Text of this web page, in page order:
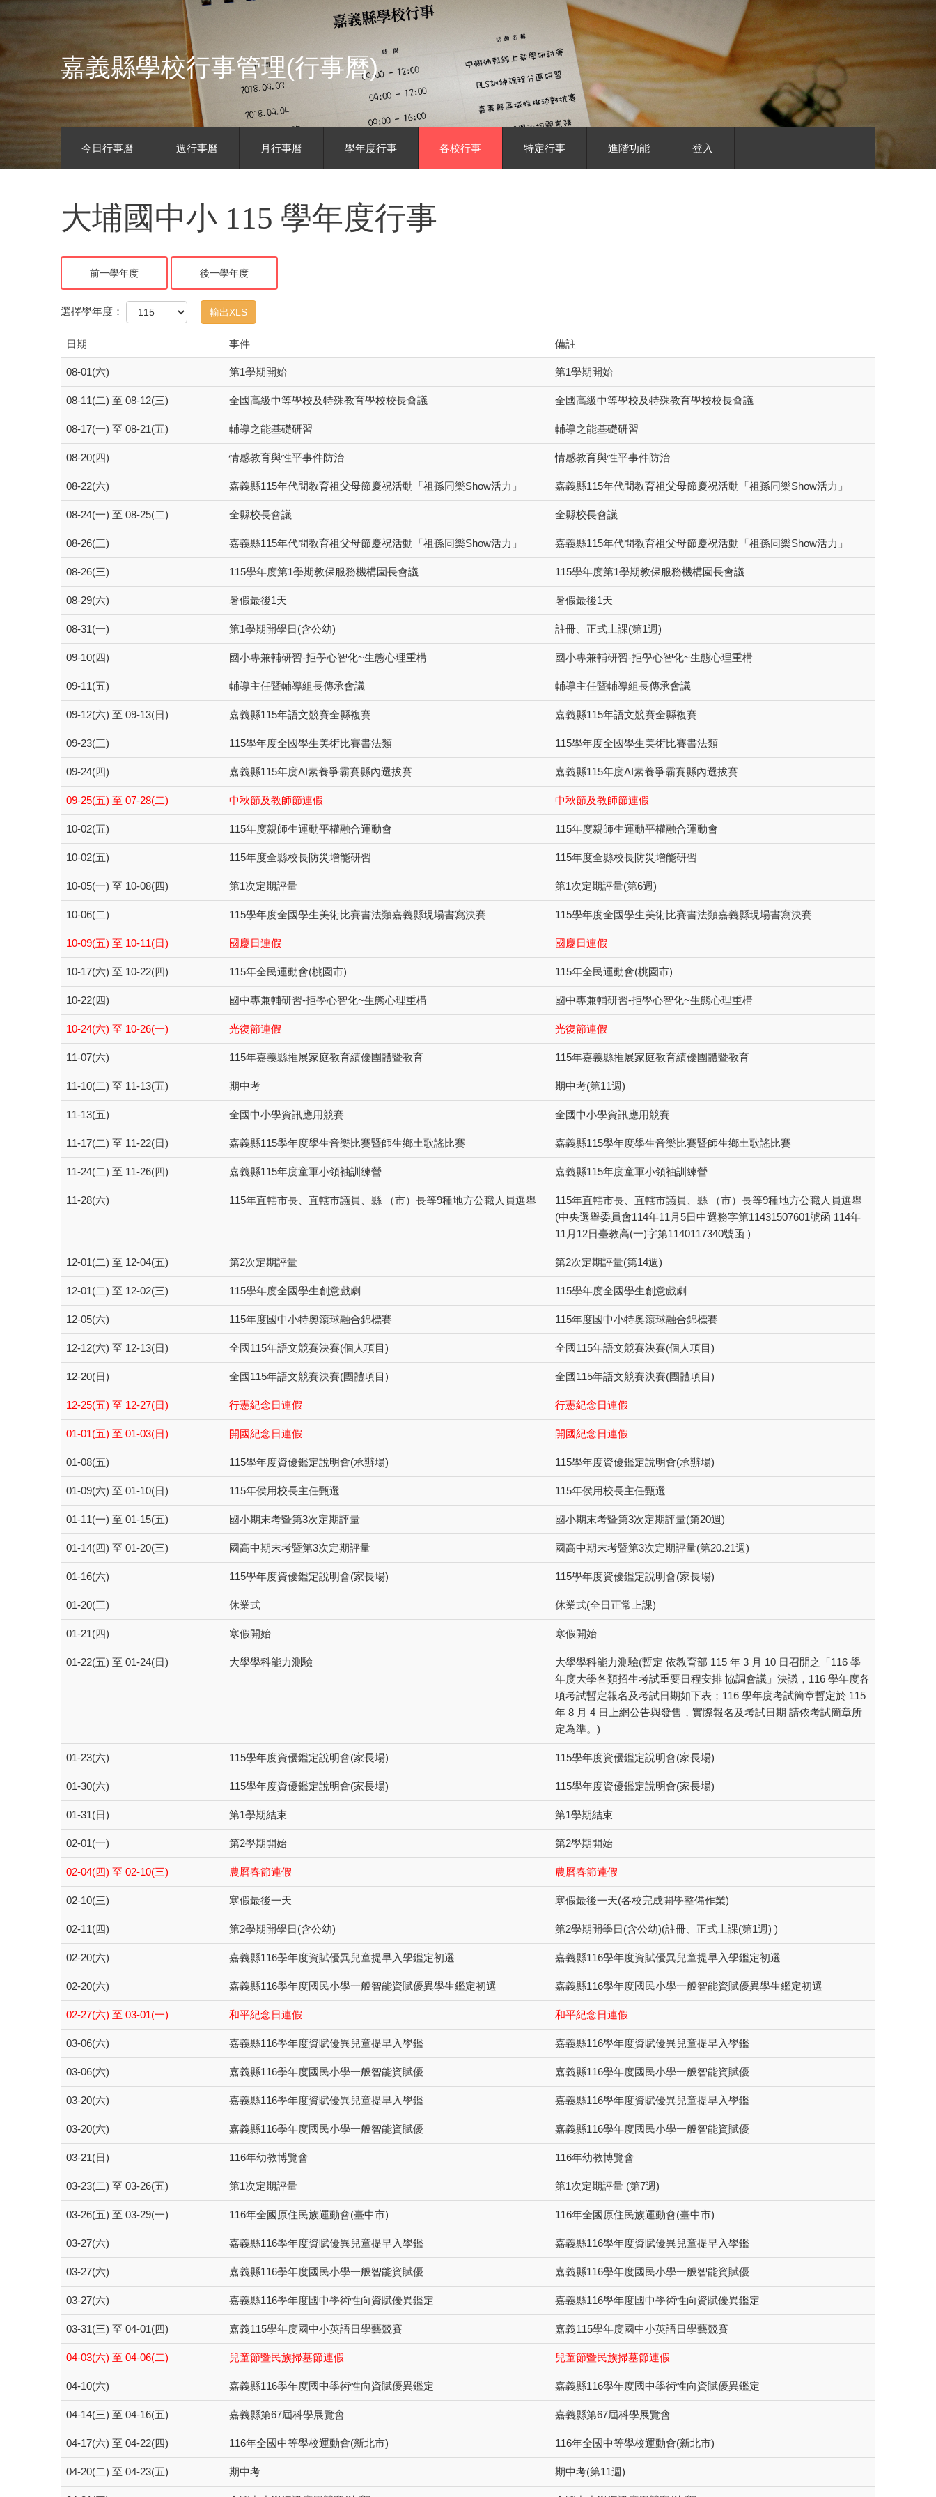
嘉義縣學校行事管理(行事曆)
今日行事曆 週行事曆 月行事曆 學年度行事 各校行事 特定行事 進階功能 登入
大埔國中小 115 學年度行事
前一學年度 後一學年度
選擇學年度： 輸出XLS
日期 事件 備註
08-01(六) 第1學期開始 第1學期開始
08-11(二) 至 08-12(三) 全國高級中等學校及特殊教育學校校長會議 全國高級中等學校及特殊教育學校校長會議
08-17(一) 至 08-21(五) 輔導之能基礎研習 輔導之能基礎研習
08-20(四) 情感教育與性平事件防治 情感教育與性平事件防治
08-22(六) 嘉義縣115年代間教育祖父母節慶祝活動「祖孫同樂Show活力」 嘉義縣115年代間教育祖父母節慶祝活動「祖孫同樂Show活力」
08-24(一) 至 08-25(二) 全縣校長會議 全縣校長會議
08-26(三) 嘉義縣115年代間教育祖父母節慶祝活動「祖孫同樂Show活力」 嘉義縣115年代間教育祖父母節慶祝活動「祖孫同樂Show活力」
08-26(三) 115學年度第1學期教保服務機構園長會議 115學年度第1學期教保服務機構園長會議
08-29(六) 暑假最後1天 暑假最後1天
08-31(一) 第1學期開學日(含公幼) 註冊、正式上課(第1週)
09-10(四) 國小專兼輔研習-拒學心智化~生態心理重構 國小專兼輔研習-拒學心智化~生態心理重構
09-11(五) 輔導主任暨輔導組長傳承會議 輔導主任暨輔導組長傳承會議
09-12(六) 至 09-13(日) 嘉義縣115年語文競賽全縣複賽 嘉義縣115年語文競賽全縣複賽
09-23(三) 115學年度全國學生美術比賽書法類 115學年度全國學生美術比賽書法類
09-24(四) 嘉義縣115年度AI素養爭霸賽縣內選拔賽 嘉義縣115年度AI素養爭霸賽縣內選拔賽
09-25(五) 至 07-28(二) 中秋節及教師節連假 中秋節及教師節連假
10-02(五) 115年度親師生運動平權融合運動會 115年度親師生運動平權融合運動會
10-02(五) 115年度全縣校長防災增能研習 115年度全縣校長防災增能研習
10-05(一) 至 10-08(四) 第1次定期評量 第1次定期評量(第6週)
10-06(二) 115學年度全國學生美術比賽書法類嘉義縣現場書寫決賽 115學年度全國學生美術比賽書法類嘉義縣現場書寫決賽
10-09(五) 至 10-11(日) 國慶日連假 國慶日連假
10-17(六) 至 10-22(四) 115年全民運動會(桃園市) 115年全民運動會(桃園市)
10-22(四) 國中專兼輔研習-拒學心智化~生態心理重構 國中專兼輔研習-拒學心智化~生態心理重構
10-24(六) 至 10-26(一) 光復節連假 光復節連假
11-07(六) 115年嘉義縣推展家庭教育績優團體暨教育 115年嘉義縣推展家庭教育績優團體暨教育
11-10(二) 至 11-13(五) 期中考 期中考(第11週)
11-13(五) 全國中小學資訊應用競賽 全國中小學資訊應用競賽
11-17(二) 至 11-22(日) 嘉義縣115學年度學生音樂比賽暨師生鄉土歌謠比賽 嘉義縣115學年度學生音樂比賽暨師生鄉土歌謠比賽
11-24(二) 至 11-26(四) 嘉義縣115年度童軍小領袖訓練營 嘉義縣115年度童軍小領袖訓練營
11-28(六) 115年直轄市長、直轄市議員、縣 （市）長等9種地方公職人員選舉
115年直轄市長、直轄市議員、縣 （市）長等9種地方公職人員選舉
(中央選舉委員會114年11月5日中選務字第11431507601號函 114年
11月12日臺教高(一)字第1140117340號函 )
12-01(二) 至 12-04(五) 第2次定期評量 第2次定期評量(第14週)
12-01(二) 至 12-02(三) 115學年度全國學生創意戲劇 115學年度全國學生創意戲劇
12-05(六) 115年度國中小特奧滾球融合錦標賽 115年度國中小特奧滾球融合錦標賽
12-12(六) 至 12-13(日) 全國115年語文競賽決賽(個人項目) 全國115年語文競賽決賽(個人項目)
12-20(日) 全國115年語文競賽決賽(團體項目) 全國115年語文競賽決賽(團體項目)
12-25(五) 至 12-27(日) 行憲紀念日連假 行憲紀念日連假
01-01(五) 至 01-03(日) 開國紀念日連假 開國紀念日連假
01-08(五) 115學年度資優鑑定說明會(承辦場) 115學年度資優鑑定說明會(承辦場)
01-09(六) 至 01-10(日) 115年侯用校長主任甄選 115年侯用校長主任甄選
01-11(一) 至 01-15(五) 國小期末考暨第3次定期評量 國小期末考暨第3次定期評量(第20週)
01-14(四) 至 01-20(三) 國高中期末考暨第3次定期評量 國高中期末考暨第3次定期評量(第20.21週)
01-16(六) 115學年度資優鑑定說明會(家長場) 115學年度資優鑑定說明會(家長場)
01-20(三) 休業式 休業式(全日正常上課)
01-21(四) 寒假開始 寒假開始
01-22(五) 至 01-24(日) 大學學科能力測驗
大學學科能力測驗(暫定 依教育部 115 年 3 月 10 日召開之「116 學
年度大學各類招生考試重要日程安排 協調會議」決議，116 學年度各
項考試暫定報名及考試日期如下表；116 學年度考試簡章暫定於 115
年 8 月 4 日上網公告與發售，實際報名及考試日期 請依考試簡章所
定為準。)
01-23(六) 115學年度資優鑑定說明會(家長場) 115學年度資優鑑定說明會(家長場)
01-30(六) 115學年度資優鑑定說明會(家長場) 115學年度資優鑑定說明會(家長場)
01-31(日) 第1學期結束 第1學期結束
02-01(一) 第2學期開始 第2學期開始
02-04(四) 至 02-10(三) 農曆春節連假 農曆春節連假
02-10(三) 寒假最後一天 寒假最後一天(各校完成開學整備作業)
02-11(四) 第2學期開學日(含公幼) 第2學期開學日(含公幼)(註冊、正式上課(第1週) )
02-20(六) 嘉義縣116學年度資賦優異兒童提早入學鑑定初選 嘉義縣116學年度資賦優異兒童提早入學鑑定初選
02-20(六) 嘉義縣116學年度國民小學一般智能資賦優異學生鑑定初選 嘉義縣116學年度國民小學一般智能資賦優異學生鑑定初選
02-27(六) 至 03-01(一) 和平紀念日連假 和平紀念日連假
03-06(六) 嘉義縣116學年度資賦優異兒童提早入學鑑 嘉義縣116學年度資賦優異兒童提早入學鑑
03-06(六) 嘉義縣116學年度國民小學一般智能資賦優 嘉義縣116學年度國民小學一般智能資賦優
03-20(六) 嘉義縣116學年度資賦優異兒童提早入學鑑 嘉義縣116學年度資賦優異兒童提早入學鑑
03-20(六) 嘉義縣116學年度國民小學一般智能資賦優 嘉義縣116學年度國民小學一般智能資賦優
03-21(日) 116年幼教博覽會 116年幼教博覽會
03-23(二) 至 03-26(五) 第1次定期評量 第1次定期評量 (第7週)
03-26(五) 至 03-29(一) 116年全國原住民族運動會(臺中市) 116年全國原住民族運動會(臺中市)
03-27(六) 嘉義縣116學年度資賦優異兒童提早入學鑑 嘉義縣116學年度資賦優異兒童提早入學鑑
03-27(六) 嘉義縣116學年度國民小學一般智能資賦優 嘉義縣116學年度國民小學一般智能資賦優
03-27(六) 嘉義縣116學年度國中學術性向資賦優異鑑定 嘉義縣116學年度國中學術性向資賦優異鑑定
03-31(三) 至 04-01(四) 嘉義115學年度國中小英語日學藝競賽 嘉義115學年度國中小英語日學藝競賽
04-03(六) 至 04-06(二) 兒童節暨民族掃墓節連假 兒童節暨民族掃墓節連假
04-10(六) 嘉義縣116學年度國中學術性向資賦優異鑑定 嘉義縣116學年度國中學術性向資賦優異鑑定
04-14(三) 至 04-16(五) 嘉義縣第67屆科學展覽會 嘉義縣第67屆科學展覽會
04-17(六) 至 04-22(四) 116年全國中等學校運動會(新北市) 116年全國中等學校運動會(新北市)
04-20(二) 至 04-23(五) 期中考 期中考(第11週)